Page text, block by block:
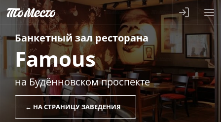
Банкетный залресторана
Famous
на Будённовском проспекте
← НА СТРАНИЦУ ЗАВЕДЕНИЯ